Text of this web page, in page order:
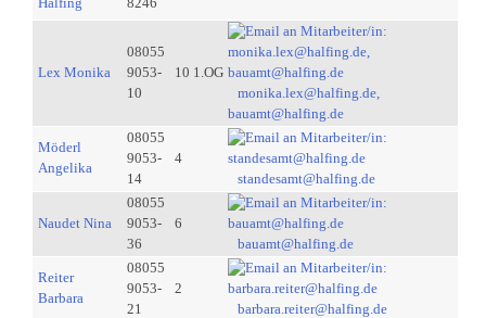
Lex Monika
08055
9053-
10
10 1.OG
monika.lex@halfing.de,
bauamt@halfing.de
Möderl
Angelika
08055
9053-
14
4
standesamt@halfing.de
Naudet Nina
08055
9053-
36
6
bauamt@halfing.de
Reiter
Barbara
08055
9053-
21
2
barbara.reiter@halfing.de